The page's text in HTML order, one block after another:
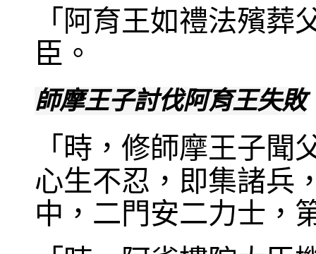
「阿育王如禮法殯
臣。
師摩王子討伐阿育王失敗
「時，修師摩王子聞
心生不忍，即集諸兵
中，二門安二力士，